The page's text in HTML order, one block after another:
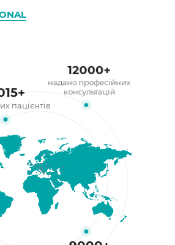
12000+
надано професійних
консультацій
+
пацієнтів